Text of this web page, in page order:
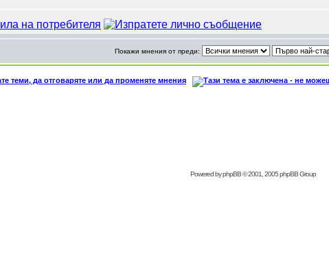
Покажи мнения от преди:
Powered byphpBB© 2001, 2005 phpBB Group